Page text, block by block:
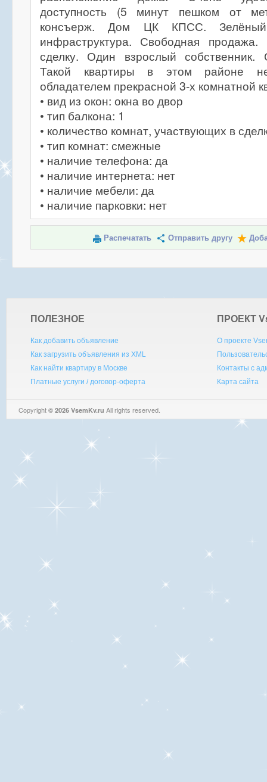
доступность (5 минут пешком от
консъерж. Дом ЦК КПСС. Зелёный
инфраструктура. Свободная
сделку. Один взрослый собственник.
Такой квартиры в этом районе
обладателем прекрасной 3-х комнатной
• вид из окон: окна во двор
• тип балкона: 1
• количество комнат, участвующих в
• тип комнат: смежные
• наличие телефона: да
• наличие интернета: нет
• наличие мебели: да
• наличие парковки: нет
Распечатать Отправить другу
ПОЛЕЗНОЕ
Как добавить объявление
Как загрузить объявления из XML
Как найти квартиру в Москве
Платные услуги / договор-оферта
ПРОЕКТ V
О проекте
Контакты с
Карта сайта
Copyright © 2026 VsemKv.ru All rights reserved.